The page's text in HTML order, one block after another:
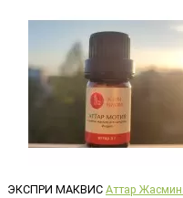
ЭКСПРИ МАКВИС Аттар